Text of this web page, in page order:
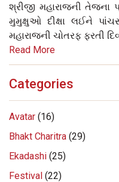
શ્રીજી મહારાજની તેજના
મુમુક્ષુઓ દીક્ષા લઈને
મહારાજની ચોતરફ ફરતી
Read More
Categories
Avatar (16)
Bhakt Charitra (29)
Ekadashi (25)
Festival (22)